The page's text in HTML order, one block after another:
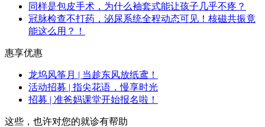
同样是包皮手术，为什么袖套式能让孩子几乎不疼？
冠脉检查不打药，泌尿系统全程动态可见！核磁共振竟
能这么用？！
惠享优惠
龙坞风筝月 | 当趁东风放纸鸢！
活动招募 | 指尖花语，慢享时光
招募 | 准爸妈课堂开始报名啦！
这些，也许对您的就诊有帮助